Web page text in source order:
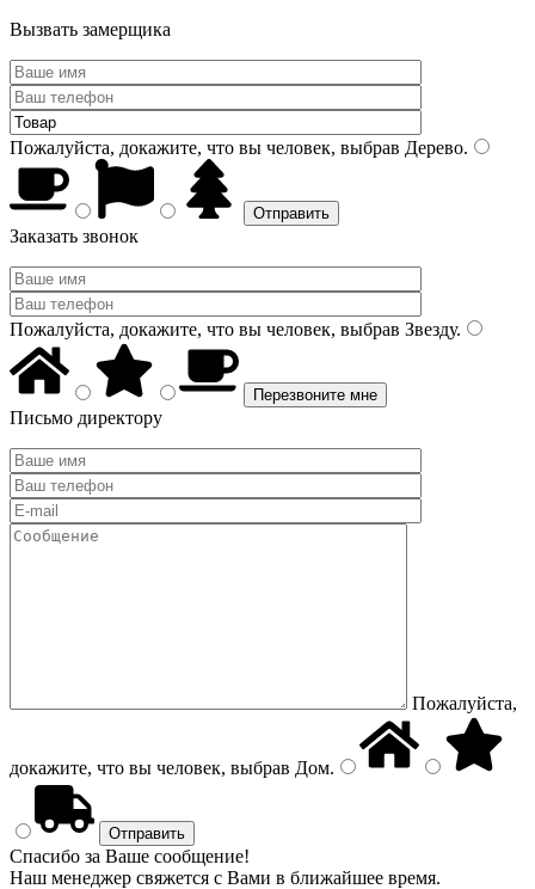
Вызвать замерщика
Пожалуйста, докажите, что вы человек, выбрав Дерево.
Заказать звонок
Пожалуйста, докажите, что вы человек, выбрав Звезду.
Письмо директору
Пожалуйста,
докажите, что вы человек, выбрав Дом.
Спасибо за Ваше сообщение!
Наш менеджер свяжется с Вами в ближайшее время.